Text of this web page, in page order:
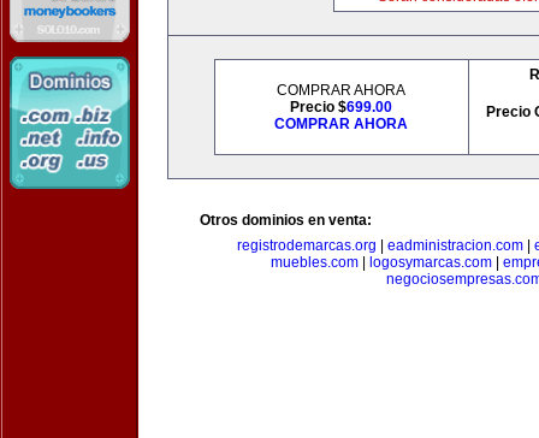
COMPRAR AHORA
Precio $699.00
COMPRAR AHORA
Precio
Otros dominios en venta:
registrodemarcas.org
eadministracion.com
muebles.com| logosymarcas.com|